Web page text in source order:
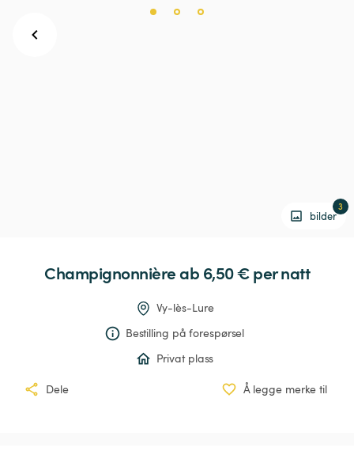
bilder
3
Champignonnière ab 6,50 € per natt
Vy-lès-Lure
Bestilling på forespørsel
Privat plass
Dele Å legge merke til